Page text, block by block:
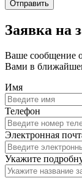
Заявка на
Ваше сообщение
Вами в
Имя
Телефон
Электронная
Укажите